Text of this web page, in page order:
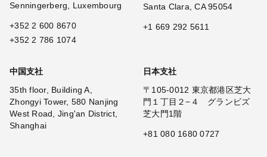
Senningerberg, Luxembourg
+352 2 600 8670
+352 2 786 1074
Santa Clara, CA 95054
+1 669 292 5611
中国支社
35th floor, Building A,
Zhongyi Tower, 580 Nanjing
West Road, Jing'an District,
Shanghai
日本支社
〒105-0012 東京都港区芝大
門１丁目２−４ グランビズ
芝大門1階
+81 080 1680 0727